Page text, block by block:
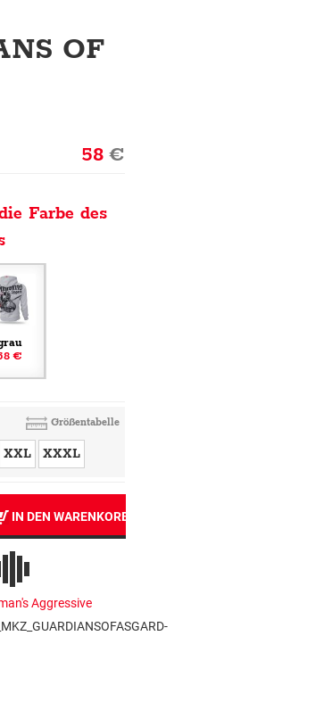
OF
58€
Farbe des
€
Größentabelle
XXL XXXL
IN DEN WARENKORB
Aggressive